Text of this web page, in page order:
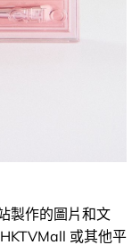
製作的圖片和文
或其他平